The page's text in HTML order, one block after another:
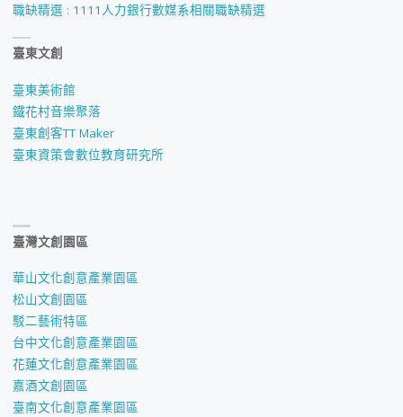
職缺精選 : 1111人力銀行數媒系相關職缺精選
臺東文創
臺東美術館
鐵花村音樂聚落
臺東創客TT Maker
臺東資策會數位教育研究所
臺灣文創園區
華山文化創意產業園區
松山文創園區
駁二藝術特區
台中文化創意產業園區
花蓮文化創意產業園區
嘉酒文創園區
臺南文化創意產業園區